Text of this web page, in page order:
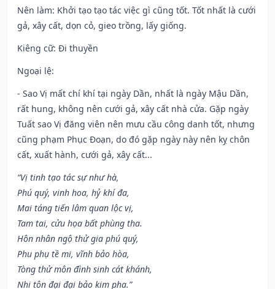
Nên làm: Khởi tạo tạo tác việc gì cũng tốt. Tốt nhất là cưới
gả, xây cất, dọn cỏ, gieo trồng, lấy giống.
Kiêng cữ: Đi thuyền
Ngoại lệ:
- Sao Vị mất chí khí tại ngày Dần, nhất là ngày Mậu Dần,
rất hung, không nên cưới gả, xây cất nhà cửa. Gặp ngày
Tuất sao Vị đăng viên nên mưu cầu công danh tốt, nhưng
cũng phạm Phục Đoạn, do đó gặp ngày này nên kỵ chôn
cất, xuất hành, cưới gả, xây cất...
“Vị tinh tạo tác sự như hà,
Phú quý, vinh hoa, hỷ khí đa,
Mai táng tiến lâm quan lộc vị,
Tam tai, cửu họa bất phùng tha.
Hôn nhân ngộ thử gia phú quý,
Phu phụ tề mi, vĩnh bảo hòa,
Tòng thử môn đình sinh cát khánh,
Nhi tôn đại đại bảo kim pha.”